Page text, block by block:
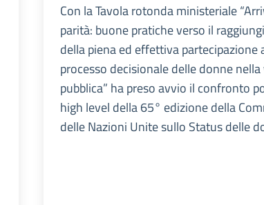
Con la Tavola rotonda ministeriale
parità: buone pratiche verso il
della piena ed effettiva partecipazione
processo decisionale delle donne
pubblica” ha preso avvio il confronto
high level della 65° edizione della
delle Nazioni Unite sullo Status delle